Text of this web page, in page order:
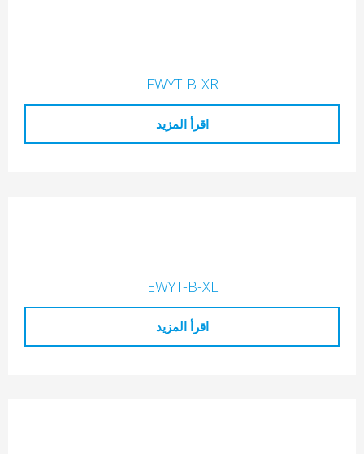
EWYT-B-XR
اقرأ المزيد
EWYT-B-XL
اقرأ المزيد